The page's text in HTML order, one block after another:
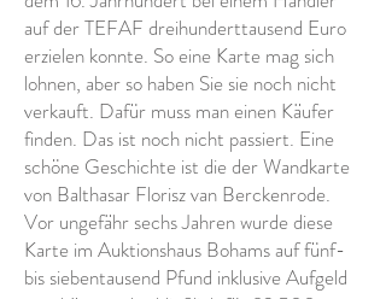
auf der TEFAF dreihunderttausend Euro
erzielen konnte. So eine Karte mag sich
lohnen, aber so haben Sie sie noch nicht
verkauft. Dafür muss man einen Käufer
finden. Das ist noch nicht passiert. Eine
schöne Geschichte ist die der Wandkarte
von Balthasar Florisz van Berckenrode.
Vor ungefähr sechs Jahren wurde diese
Karte im Auktionshaus Bohams auf fünf-
bis siebentausend Pfund inklusive Aufgeld